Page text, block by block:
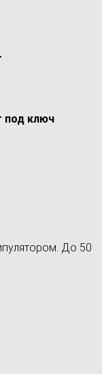
под ключ
До 50